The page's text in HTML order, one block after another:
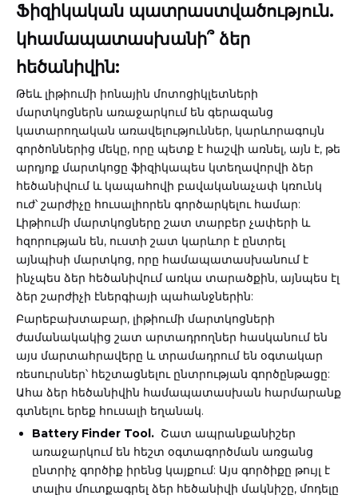
Ֆիզիկական պատրաստվածություն.
կհամապատասխանի՞ ձեր
հեծանիվին:
Թեև լիթիումի իոնային մոտոցիկլետների
մարտկոցներն առաջարկում են գերազանց
կատարողական առավելություններ, կարևորագույն
գործոններից մեկը, որը պետք է հաշվի առնել, այն է, թե
արդյոք մարտկոցը ֆիզիկապես կտեղավորվի ձեր
հեծանիվում և կապահովի բավականաչափ կռունկ
ուժ՝ շարժիչը հուսալիորեն գործարկելու համար:
Լիթիումի մարտկոցները շատ տարբեր չափերի և
հզորության են, ուստի շատ կարևոր է ընտրել
այնպիսի մարտկոց, որը համապատասխանում է
ինչպես ձեր հեծանիվում առկա տարածքին, այնպես էլ
ձեր շարժիչի էներգիայի պահանջներին:
Բարեբախտաբար, լիթիումի մարտկոցների
ժամանակակից շատ արտադրողներ հասկանում են
այս մարտահրավերը և տրամադրում են օգտակար
ռեսուրսներ՝ հեշտացնելու ընտրության գործընթացը:
Ահա ձեր հեծանիվին համապատասխան հարմարանք
գտնելու երեք հուսալի եղանակ.
Battery Finder Tool. Շատ ապրանքանիշեր
առաջարկում են հեշտ օգտագործման առցանց
ընտրիչ գործիք իրենց կայքում: Այս գործիքը թույլ է
տալիս մուտքագրել ձեր հեծանիվի մակնիշը, մոդելը